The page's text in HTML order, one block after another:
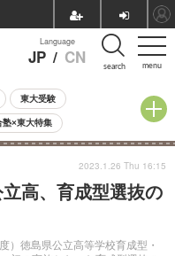
menu
Language
JP / CN search
東大受験
塾×東大特集
小学校受験
人気記事
学生向け）
立高、育成型選抜の
徳島県公立高等学校育成型・
2023.1.26 Thu 16:15